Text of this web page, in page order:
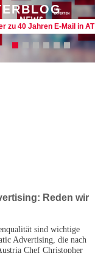
zu 40 Jahren E-Mail in AT
Reden wir
sind wichtige
Advertising, die nach
Chef Christopher